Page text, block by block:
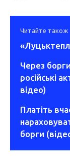
Читайте також
Через
російські
відео)
Платіть
борги